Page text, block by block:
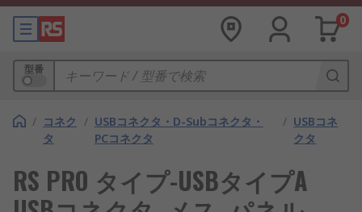
0
型番
/ コネク
タ
/ USBコネクタ・D-Subコネクタ・
PCコネクタ
/ USBコネ
クタ
RS PRO タイプ-USBタイプA